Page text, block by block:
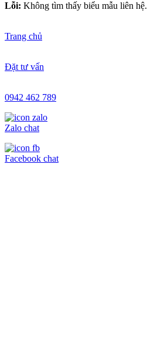
Lỗi: Không tìm thấy biểu mẫu liên hệ.
Trang chủ
Đặt tư vấn
0942 462 789
Zalo chat
Facebook chat